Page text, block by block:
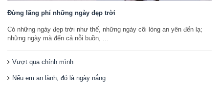
Đừng lãng phí những ngày đẹp trời
Có những ngày đẹp trời như thế, những ngày cõi lòng an yên đến lạ;
những ngày mà đến cả nỗi buồn, ...
Vượt qua chính mình
Nếu em an lành, đó là ngày nắng